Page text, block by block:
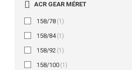
ACR GEAR MÉRET
158/78 (1)
158/84 (1)
158/92 (1)
158/100 (1)